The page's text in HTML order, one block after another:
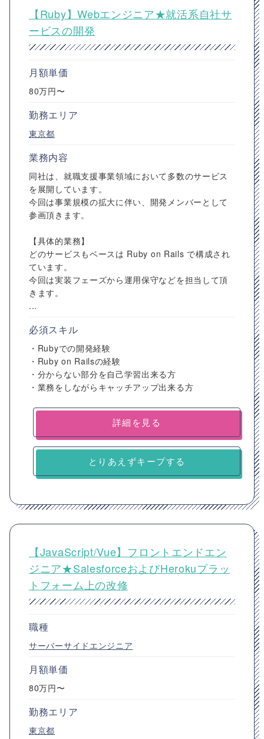
【Ruby】Webエンジニア★就活系自社サ
ービスの開発
月額単価
80万円〜
勤務エリア
東京都
業務内容
同社は、就職支援事業領域において多数のサービス
を展開しています。
今回は事業規模の拡大に伴い、開発メンバーとして
参画頂きます。
【具体的業務】
どのサービスもベースは Ruby on Rails で構成され
ています。
今回は実装フェーズから運用保守などを担当して頂
きます。
...
必須スキル
・Rubyでの開発経験
・Ruby on Railsの経験
・分からない部分を自己学習出来る方
・業務をしながらキャッチアップ出来る方
詳細を見る
とりあえずキープする
【JavaScript/Vue】フロントエンドエン
ジニア★SalesforceおよびHerokuプラッ
トフォーム上の改修
職種
サーバーサイドエンジニア
月額単価
80万円〜
勤務エリア
東京都